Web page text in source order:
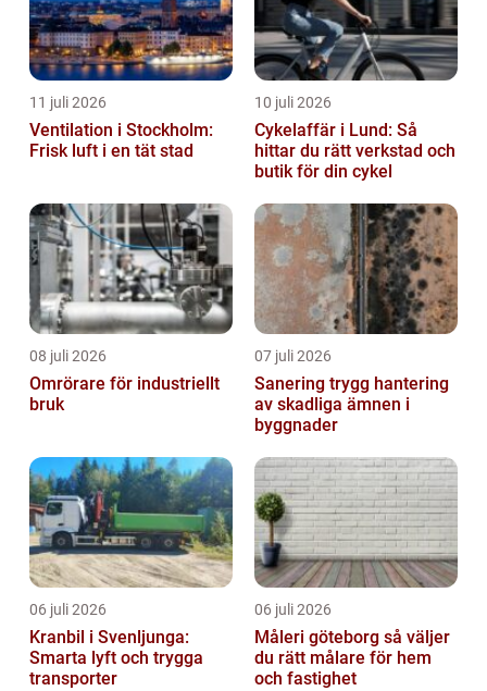
11 juli 2026
Ventilation i Stockholm:
Frisk luft i en tät stad
10 juli 2026
Cykelaffär i Lund: Så
hittar du rätt verkstad och
butik för din cykel
08 juli 2026
Omrörare för industriellt
bruk
07 juli 2026
Sanering trygg hantering
av skadliga ämnen i
byggnader
06 juli 2026
Kranbil i Svenljunga:
Smarta lyft och trygga
transporter
06 juli 2026
Måleri göteborg så väljer
du rätt målare för hem
och fastighet